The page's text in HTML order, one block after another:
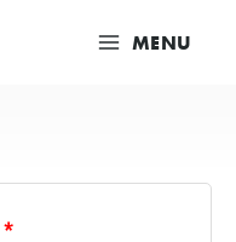
MENU
*Vereist